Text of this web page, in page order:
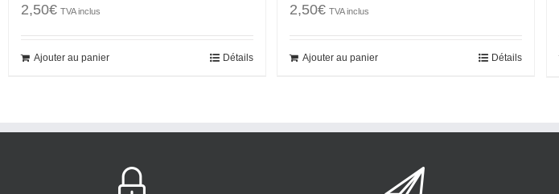
2,50€ TVA inclus
Ajouter au panier Détails
2,50€ TVA inclus
Ajouter au panier Détails